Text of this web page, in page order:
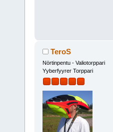
TeroS
Nörtinpentu - Valiotorppari
Yyberfyyrer Torppari